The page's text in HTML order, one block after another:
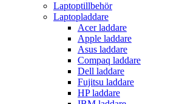
Laptoptillbehör
Laptopladdare
Acer laddare
Apple laddare
Asus laddare
Compaq laddare
Dell laddare
Fujitsu laddare
HP laddare